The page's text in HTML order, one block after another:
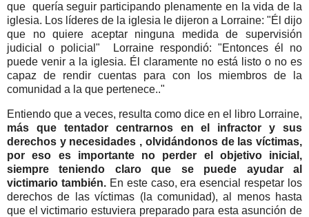
que quería seguir participando plenamente en la vida de la
iglesia. Los líderes de la iglesia le dijeron a Lorraine: "Él dijo
que no quiere aceptar ninguna medida de supervisión
judicial o policial" Lorraine respondió: "Entonces él no
puede venir a la iglesia. Él claramente no está listo o no es
capaz de rendir cuentas para con los miembros de la
comunidad a la que pertenece.."
Entiendo que a veces, resulta como dice en el libro Lorraine,
más que tentador centrarnos en el infractor y sus
derechos y necesidades , olvidándonos de las víctimas,
por eso es importante no perder el objetivo inicial,
siempre teniendo claro que se puede ayudar al
victimario también. En este caso, era esencial respetar los
derechos de las víctimas (la comunidad), al menos hasta
que el victimario estuviera preparado para esta asunción de